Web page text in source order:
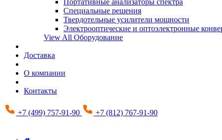
Портативные анализаторы спектра
Специальные решения
Твердотельные усилители мощности
Электрооптические и оптоэлектронные
View All Оборудование
Доставка
О компании
Контакты
+7 (499) 757-91-90 +7 (812) 767-91-90